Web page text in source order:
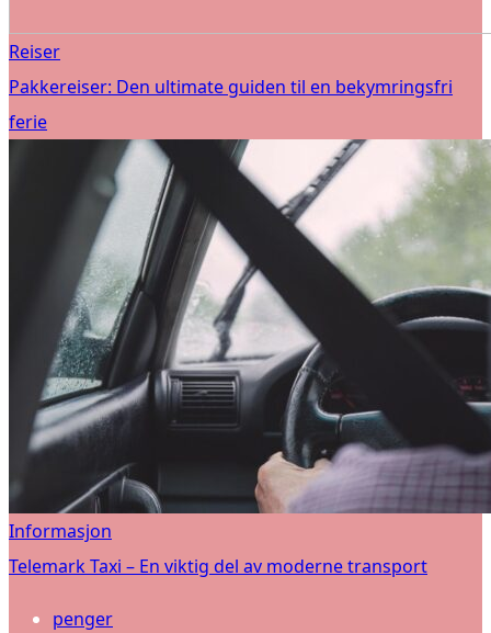
Reiser
Pakkereiser: Den ultimate guiden til en bekymringsfri
ferie
Informasjon
Telemark Taxi – En viktig del av moderne transport
penger